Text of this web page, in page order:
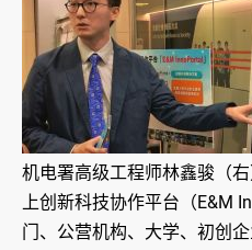
机电署高级工程师林鑫骏（
上创新科技协作平台（E&M
门、公营机构、大学、初创